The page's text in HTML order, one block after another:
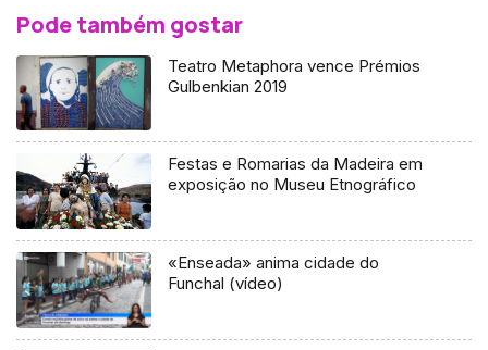
Pode também gostar
Teatro Metaphora vence Prémios
Gulbenkian 2019
Festas e Romarias da Madeira em
exposição no Museu Etnográfico
«Enseada» anima cidade do
Funchal (vídeo)